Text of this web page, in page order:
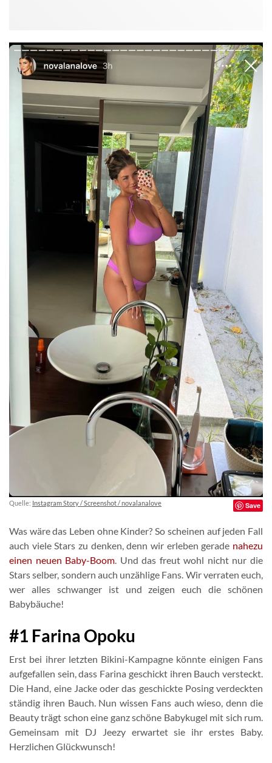
Quelle: Instagram Story / Screenshot / novalanalove Save
Was wäre das Leben ohne Kinder? So scheinen auf jeden Fall
auch viele Stars zu denken, denn wir erleben gerade nahezu
einen neuen Baby-Boom. Und das freut wohl nicht nur die
Stars selber, sondern auch unzählige Fans. Wir verraten euch,
wer alles schwanger ist und zeigen euch die schönen
Babybäuche!
#1 Farina Opoku
Erst bei ihrer letzten Bikini-Kampagne könnte einigen Fans
aufgefallen sein, dass Farina geschickt ihren Bauch versteckt.
Die Hand, eine Jacke oder das geschickte Posing verdeckten
ständig ihren Bauch. Nun wissen Fans auch wieso, denn die
Beauty trägt schon eine ganz schöne Babykugel mit sich rum.
Gemeinsam mit DJ Jeezy erwartet sie ihr erstes Baby.
Herzlichen Glückwunsch!